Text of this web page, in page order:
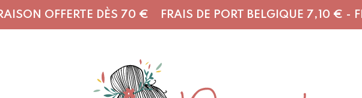
OFFERTE DÈS 70 € FRAIS DE PORT BELGIQUE 7,10 € -